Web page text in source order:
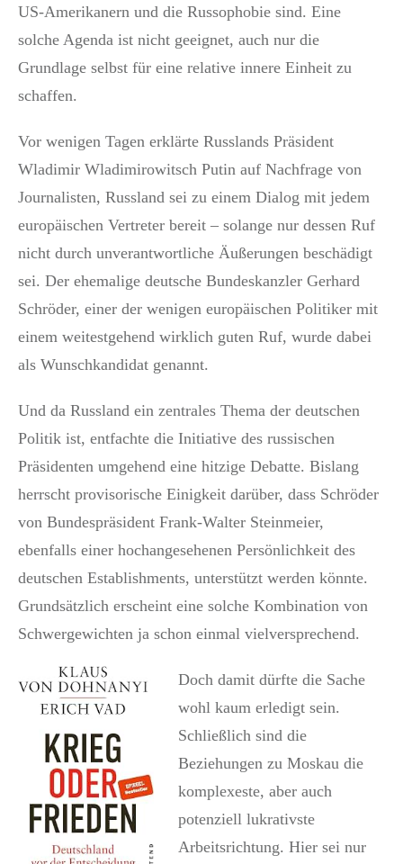
US-Amerikanern und die Russophobie sind. Eine
solche Agenda ist nicht geeignet, auch nur die
Grundlage selbst für eine relative innere Einheit zu
schaffen.
Vor wenigen Tagen erklärte Russlands Präsident
Wladimir Wladimirowitsch Putin auf Nachfrage von
Journalisten, Russland sei zu einem Dialog mit jedem
europäischen Vertreter bereit – solange nur dessen Ruf
nicht durch unverantwortliche Äußerungen beschädigt
sei. Der ehemalige deutsche Bundeskanzler Gerhard
Schröder, einer der wenigen europäischen Politiker mit
einem weitestgehend wirklich guten Ruf, wurde dabei
als Wunschkandidat genannt.
Und da Russland ein zentrales Thema der deutschen
Politik ist, entfachte die Initiative des russischen
Präsidenten umgehend eine hitzige Debatte. Bislang
herrscht provisorische Einigkeit darüber, dass Schröder
von Bundespräsident Frank-Walter Steinmeier,
ebenfalls einer hochangesehenen Persönlichkeit des
deutschen Establishments, unterstützt werden könnte.
Grundsätzlich erscheint eine solche Kombination von
Schwergewichten ja schon einmal vielversprechend.
Doch damit dürfte die Sache
wohl kaum erledigt sein.
Schließlich sind die
Beziehungen zu Moskau die
komplexeste, aber auch
potenziell lukrativste
Arbeitsrichtung. Hier sei nur